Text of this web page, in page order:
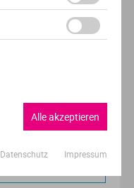
Alle akzeptieren
Datenschutz Impressum